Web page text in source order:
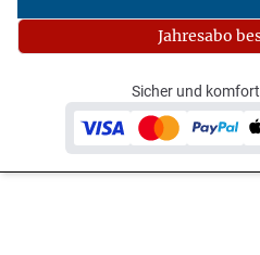
Jahresabo
Sicher und